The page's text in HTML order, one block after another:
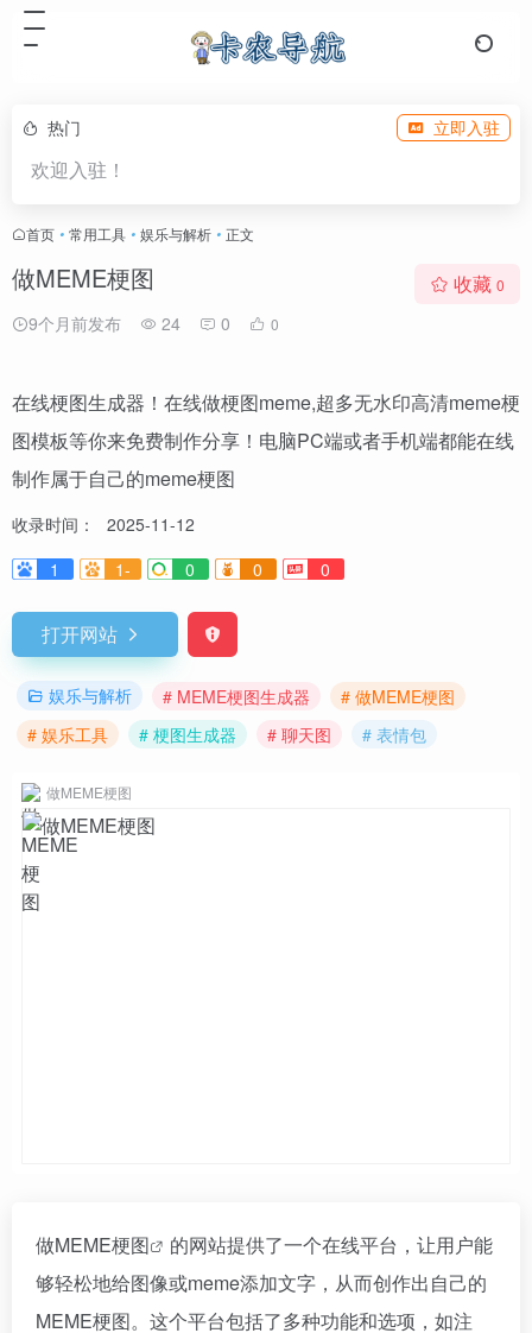
热门 立即入驻
欢迎入驻！
首页 • 常用工具 • 娱乐与解析 • 正文
做MEME梗图
9个月前发布 24 0 0
收藏 0
在线梗图生成器！在线做梗图meme,超多无水印高清meme梗
图模板等你来免费制作分享！电脑PC端或者手机端都能在线
制作属于自己的meme梗图
收录时间：
2025-11-12
1
1- 0 0 0
打开网站
娱乐与解析 # MEME梗图生成器
# 做MEME梗图
# 娱乐工具
# 梗图生成器 # 聊天图 # 表情包
做MEME梗图
做MEME梗图
的网站提供了一个在线平台，让用户能
够轻松地给图像或meme添加文字，从而创作出自己的
MEME梗图。这个平台包括了多种功能和选项，如注